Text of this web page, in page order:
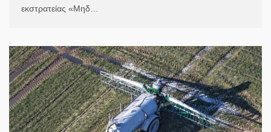
εκστρατείας «Μηδ…